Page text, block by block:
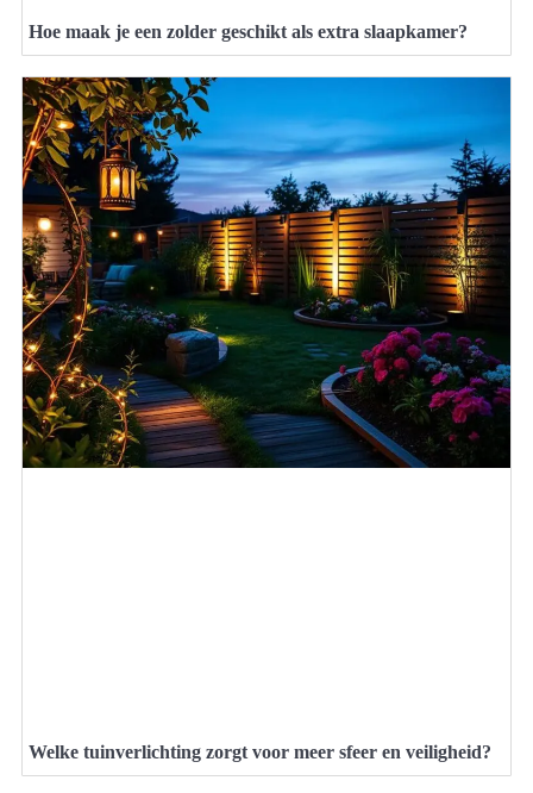
Hoe maak je een zolder geschikt als extra slaapkamer?
Welke tuinverlichting zorgt voor meer sfeer en veiligheid?